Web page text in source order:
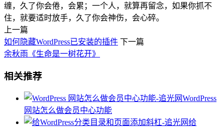
缠，久了你会倦，会累；一个人，就算再留念，如果你抓不
住，就要适时放手，久了你会神伤，会心碎。
上一篇
如何隐藏WordPress已安装的插件 下一篇
余秋雨《生命是一树花开》
相关推荐
WordPress
网站怎么做会员中心功能
给